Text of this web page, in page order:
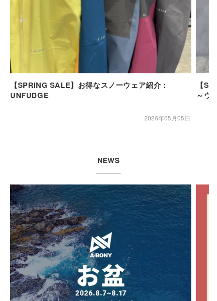
【SPRING SALE】お得なスノーウェア紹介：
UNFUDGE
2026年05月05日
【
～ウ
NEWS